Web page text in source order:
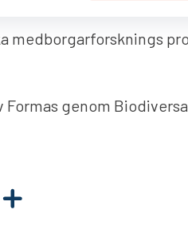
medborgarforsknings
genom